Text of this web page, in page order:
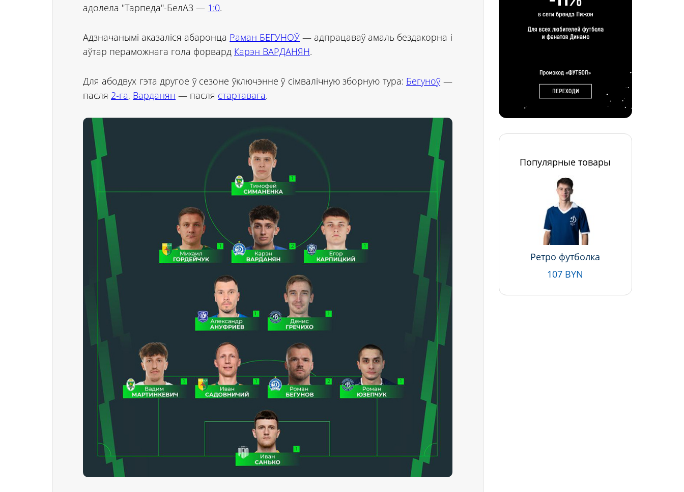
адолела "Тарпеда"-БелАЗ — 1:0.
Адзначанымі аказаліся абаронца Раман БЕГУНОЎ — адпрацаваў амаль бездакорна і
аўтар пераможнага гола форвард Карэн ВАРДАНЯН.
Для абодвух гэта другое ў сезоне ўключэнне ў сімвалічную зборную тура: Бегуноў —
пасля 2-га, Варданян — пасля стартавага.
Популярные товары
Ретро футболка
107 BYN